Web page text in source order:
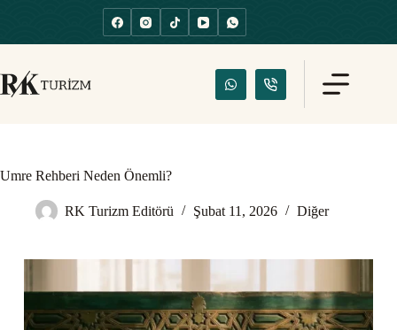
Umre Rehberi Neden Önemli?
RK Turizm Editörü Şubat 11, 2026 Diğer